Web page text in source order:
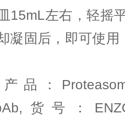
15mL左右，轻摇
凝固后，即可使
品：
货号：